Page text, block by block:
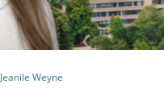
Jeanile Weyne